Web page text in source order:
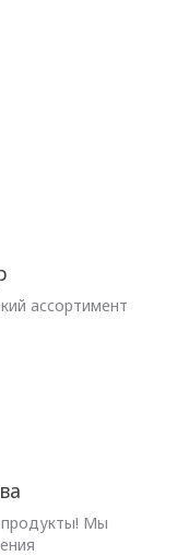
ассортимент
продукты! Мы